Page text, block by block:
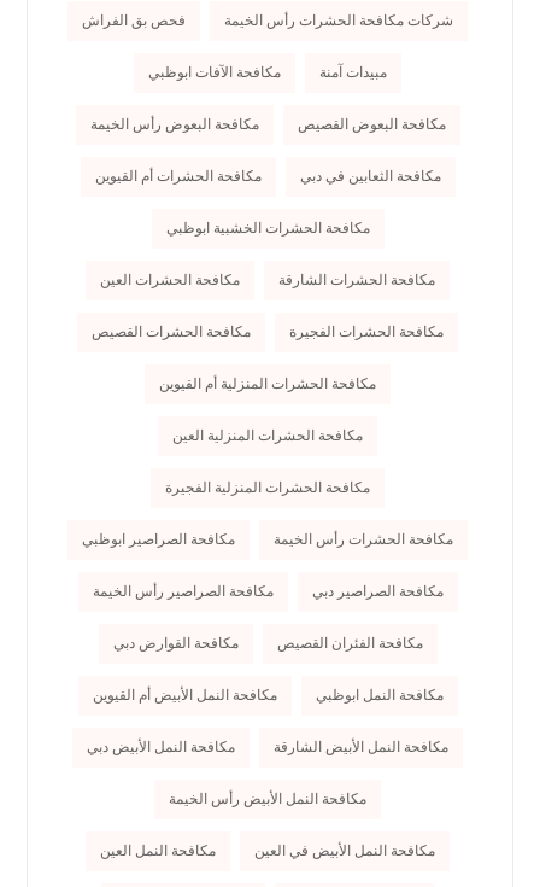
شركات مكافحة الحشرات رأس الخيمة فحص بق الفراش
مبيدات آمنة مكافحة الآفات ابوظبي
مكافحة البعوض القصيص مكافحة البعوض رأس الخيمة
مكافحة الثعابين في دبي مكافحة الحشرات أم القيوين
مكافحة الحشرات الخشبية ابوظبي
مكافحة الحشرات الشارقة مكافحة الحشرات العين
مكافحة الحشرات الفجيرة مكافحة الحشرات القصيص
مكافحة الحشرات المنزلية أم القيوين
مكافحة الحشرات المنزلية العين
مكافحة الحشرات المنزلية الفجيرة
مكافحة الحشرات رأس الخيمة مكافحة الصراصير ابوظبي
مكافحة الصراصير دبي مكافحة الصراصير رأس الخيمة
مكافحة الفئران القصيص مكافحة القوارض دبي
مكافحة النمل ابوظبي مكافحة النمل الأبيض أم القيوين
مكافحة النمل الأبيض الشارقة مكافحة النمل الأبيض دبي
مكافحة النمل الأبيض رأس الخيمة
مكافحة النمل الأبيض في العين مكافحة النمل العين